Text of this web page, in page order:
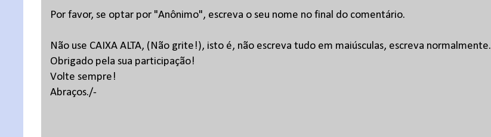
Por favor, se optar por "Anônimo", escreva o seu nome no final do comentário.
Não use CAIXA ALTA, (Não grite!), isto é, não escreva tudo em maiúsculas, escreva normalmente.
Obrigado pela sua participação!
Volte sempre!
Abraços./-